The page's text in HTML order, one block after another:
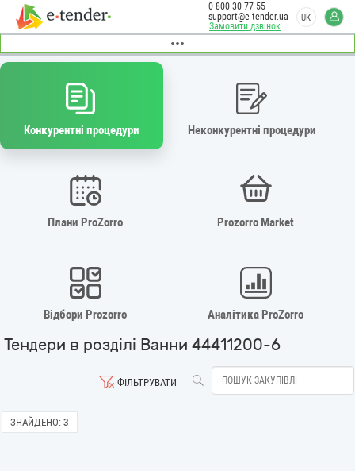
Замовити дзвінок
0 800 30 77 55
support@e-tender.ua
UK
Конкурентні процедури Неконкурентні процедури
Плани ProZorro Prozorro Market
Відбори Prozorro Аналітика ProZorro
Тендери в розділі Ванни 44411200-6
ФІЛЬТРУВАТИ
ЗНАЙДЕНО: 3